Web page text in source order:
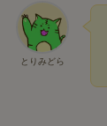
とりみどら